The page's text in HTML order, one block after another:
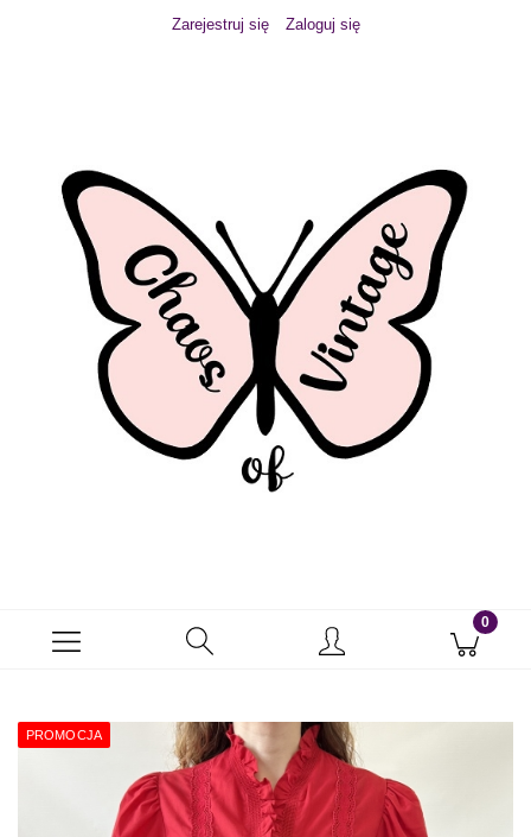
Zarejestruj się Zaloguj się
PROMOCJA